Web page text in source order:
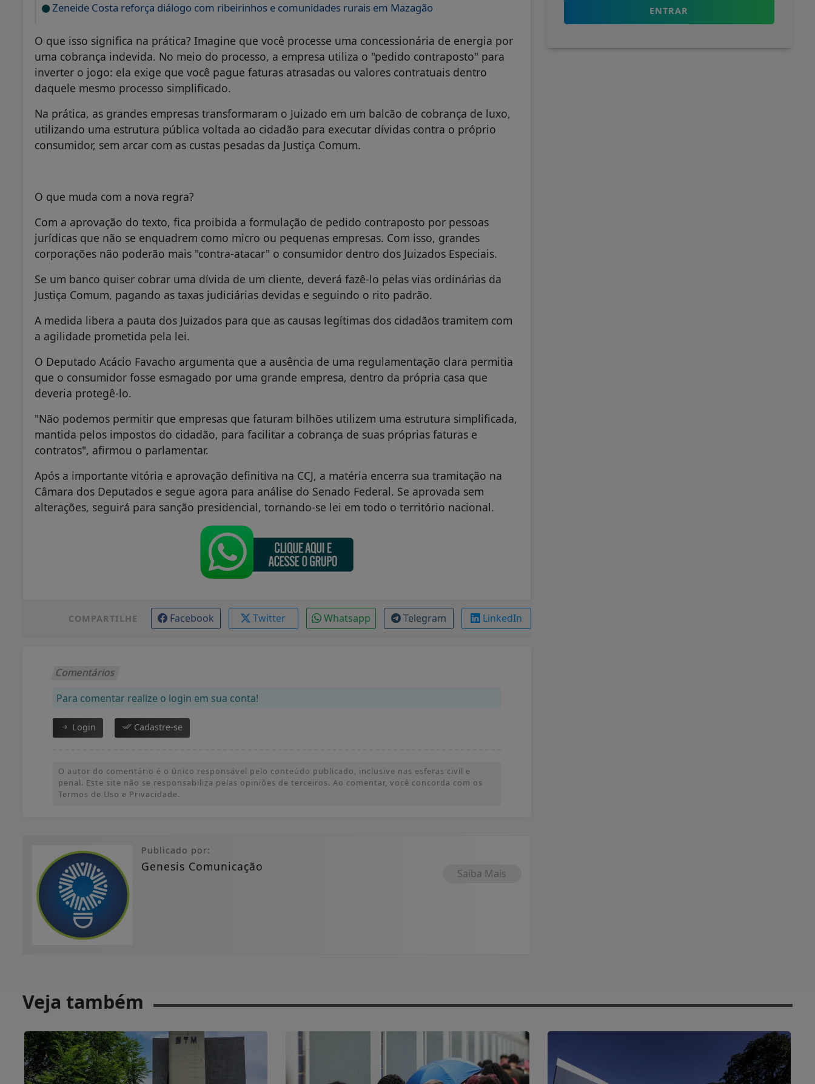
Zeneide Costa reforça diálogo com ribeirinhos e comunidades rurais em Mazagão
O que isso significa na prática? Imagine que você processe uma concessionária de energia por
uma cobrança indevida. No meio do processo, a empresa utiliza o "pedido contraposto" para
inverter o jogo: ela exige que você pague faturas atrasadas ou valores contratuais dentro
daquele mesmo processo simplificado.
Na prática, as grandes empresas transformaram o Juizado em um balcão de cobrança de luxo,
utilizando uma estrutura pública voltada ao cidadão para executar dívidas contra o próprio
consumidor, sem arcar com as custas pesadas da Justiça Comum.
O que muda com a nova regra?
Com a aprovação do texto, fica proibida a formulação de pedido contraposto por pessoas
jurídicas que não se enquadrem como micro ou pequenas empresas. Com isso, grandes
corporações não poderão mais "contra-atacar" o consumidor dentro dos Juizados Especiais.
Se um banco quiser cobrar uma dívida de um cliente, deverá fazê-lo pelas vias ordinárias da
Justiça Comum, pagando as taxas judiciárias devidas e seguindo o rito padrão.
A medida libera a pauta dos Juizados para que as causas legítimas dos cidadãos tramitem com
a agilidade prometida pela lei.
O Deputado Acácio Favacho argumenta que a ausência de uma regulamentação clara permitia
que o consumidor fosse esmagado por uma grande empresa, dentro da própria casa que
deveria protegê-lo.
"Não podemos permitir que empresas que faturam bilhões utilizem uma estrutura simplificada,
mantida pelos impostos do cidadão, para facilitar a cobrança de suas próprias faturas e
contratos", afirmou o parlamentar.
Após a importante vitória e aprovação definitiva na CCJ, a matéria encerra sua tramitação na
Câmara dos Deputados e segue agora para análise do Senado Federal. Se aprovada sem
alterações, seguirá para sanção presidencial, tornando-se lei em todo o território nacional.
COMPARTILHE Facebook Twitter Whatsapp Telegram LinkedIn
Comentários
Para comentar realize o login em sua conta!
Login Cadastre-se
O autor do comentário é o único responsável pelo conteúdo publicado, inclusive nas esferas civil e
penal. Este site não se responsabiliza pelas opiniões de terceiros. Ao comentar, você concorda com os
Termos de Uso e Privacidade.
Publicado por:
Genesis Comunicação Saiba Mais
ENTRAR
Veja também